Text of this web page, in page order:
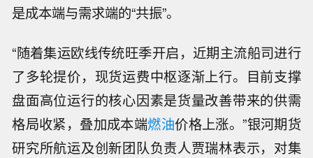
是成本端与需求端的“共振”。
“随着集运欧线传统旺季开启，近期主流船司进行
了多轮提价，现货运费中枢逐渐上行。目前支撑
盘面高位运行的核心因素是货量改善带来的供需
格局收紧，叠加成本端燃油价格上涨。”银河期货
研究所航运及创新团队负责人贾瑞林表示，对集